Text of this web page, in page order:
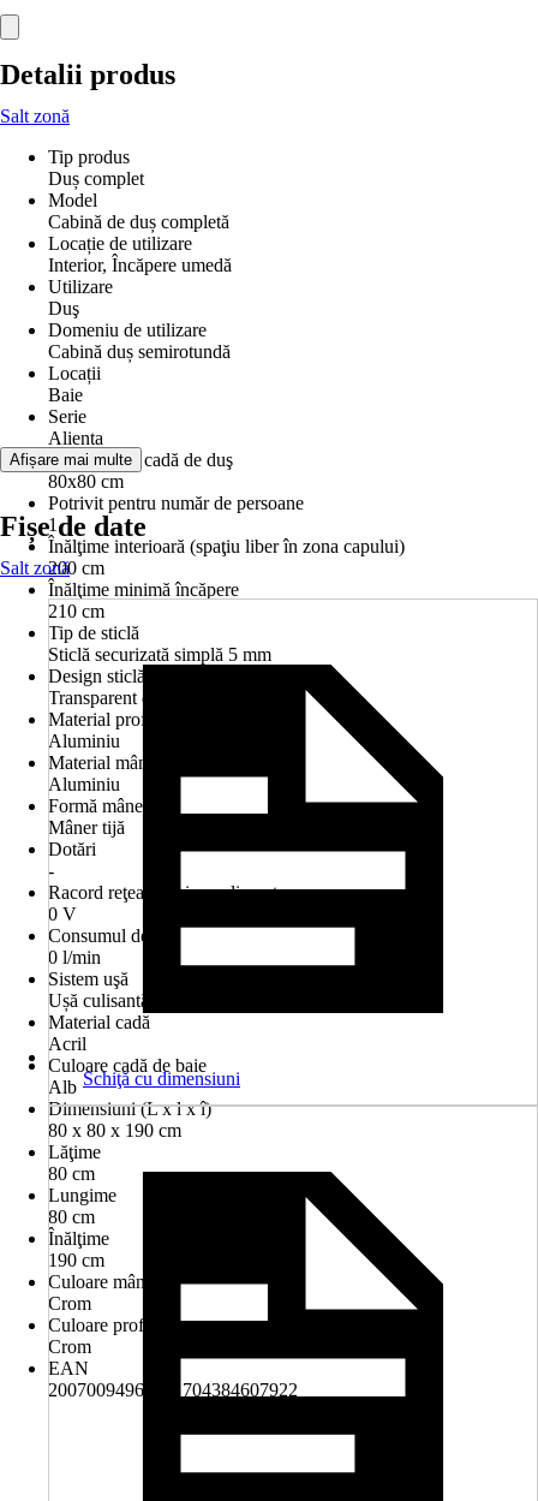
Detalii produs
Salt zonă
Tip produs
Duș complet
Model
Cabină de duș completă
Locație de utilizare
Interior, Încăpere umedă
Utilizare
Duş
Domeniu de utilizare
Cabină duș semirotundă
Locații
Baie
Serie
Alienta
Dimensiune cadă de duş
80x80 cm
Potrivit pentru număr de persoane
1
Înălţime interioară (spaţiu liber în zona capului)
200 cm
Înălţime minimă încăpere
210 cm
Tip de sticlă
Sticlă securizată simplă 5 mm
Design sticlă
Transparent deschis
Material profil
Aluminiu
Material mâner
Aluminiu
Formă mâner
Mâner tijă
Dotări
-
Racord reţea/Tensiune alimentare
0 V
Consumul de apă
0 l/min
Sistem uşă
Ușă culisantă/Ușă glisantă
Material cadă
Acril
Culoare cadă de baie
Alb
Dimensiuni (L x l x î)
80 x 80 x 190 cm
Lăţime
80 cm
Lungime
80 cm
Înălţime
190 cm
Culoare mâner
Crom
Culoare profil
Crom
EAN
2007009496665, 704384607922
Afișare mai multe
Fișe de date
Salt zonă
Schiţă cu dimensiuni